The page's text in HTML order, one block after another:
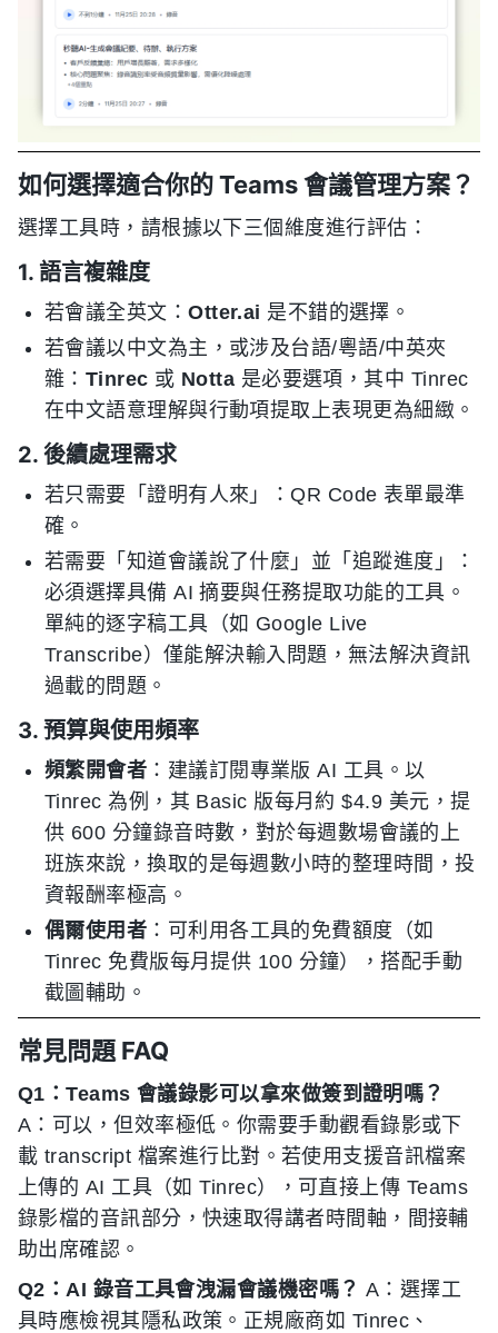
如何選擇適合你的 Teams 會議管理方案？
選擇工具時，請根據以下三個維度進行評估：
1. 語言複雜度
若會議全英文：Otter.ai 是不錯的選擇。
若會議以中文為主，或涉及台語/粵語/中英夾
雜： Tinrec 或 Notta 是必要選項，其中 Tinrec
在中文語意理解與行動項提取上表現更為細緻。
2. 後續處理需求
若只需要「證明有人來」：QR Code 表單最準
確。
若需要「知道會議說了什麼」並「追蹤進度」：
必須選擇具備 AI 摘要與任務提取功能的工具。
單純的逐字稿工具（如 Google Live
Transcribe）僅能解決輸入問題，無法解決資訊
過載的問題。
3. 預算與使用頻率
頻繁開會者 ：建議訂閱專業版 AI 工具。以
Tinrec 為例，其 Basic 版每月約 $4.9 美元，提
供 600 分鐘錄音時數，對於每週數場會議的上
班族來說，換取的是每週數小時的整理時間，投
資報酬率極高。
偶爾使用者 ：可利用各工具的免費額度（如
Tinrec 免費版每月提供 100 分鐘），搭配手動
截圖輔助。
常見問題 FAQ
Q1：Teams 會議錄影可以拿來做簽到證明嗎？
A：可以，但效率極低。你需要手動觀看錄影或下
載 transcript 檔案進行比對。若使用支援音訊檔案
上傳的 AI 工具（如 Tinrec），可直接上傳 Teams
錄影檔的音訊部分，快速取得講者時間軸，間接輔
助出席確認。
Q2：AI 錄音工具會洩漏會議機密嗎？ A：選擇工
具時應檢視其隱私政策。正規廠商如 Tinrec、